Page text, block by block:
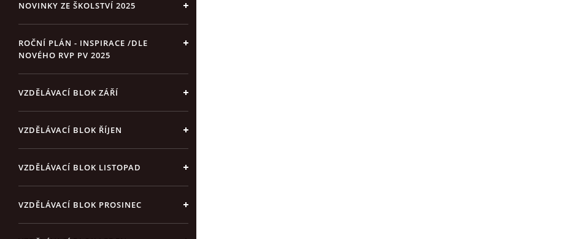
NOVINKY ZE ŠKOLSTVÍ 2025
ROČNÍ PLÁN - INSPIRACE /DLE
NOVÉHO RVP PV 2025
VZDĚLÁVACÍ BLOK ZÁŘÍ
VZDĚLÁVACÍ BLOK ŘÍJEN
VZDĚLÁVACÍ BLOK LISTOPAD
VZDĚLÁVACÍ BLOK PROSINEC